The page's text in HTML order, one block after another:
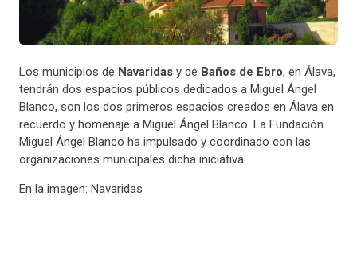
Los municipios de Navaridasy de Baños de Ebro, en Álava,
tendrán dos espacios públicos dedicados a Miguel Ángel
Blanco, son los dos primeros espacios creados en Álava en
recuerdo y homenaje a Miguel Ángel Blanco. La Fundación
Miguel Ángel Blanco ha impulsado y coordinado con las
organizaciones municipales dicha iniciativa.
En la imagen: Navaridas